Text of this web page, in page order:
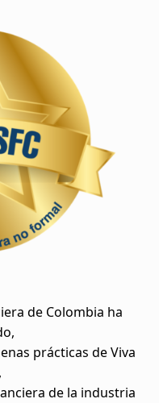
de Colombia ha
prácticas de Viva
de la industria